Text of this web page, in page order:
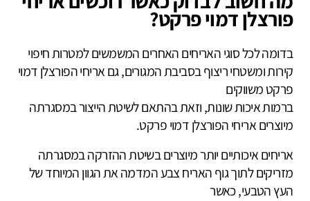
פורצלן דמוי פרקט?
בדומה לכל סוגי האריחים האחרים המשמשים למטרות חיפוי
קירות ומשטחי ריצוף בסביבת המגורים, גם אריחי הפורצלן דמוי
פרקט משווקים
ברמות איכות שונות, וזאת בהתאם לשיטת הייצור במסגרתה
מיוצרים אריחי הפורצלן דמוי פרקט.
אריחים איכותיים יותר מיוצרים בשיטת ההזרקה במסגרתה
מזריקים לתוך גוף האריח צבע המדמה את הגוון המיוחד של
העץ הטבעי, כאשר